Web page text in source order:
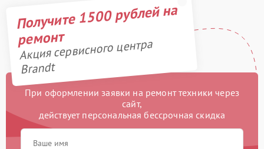
Получите 1500 рублей на
ремонт
Акция сервисного центра
Brandt
При оформлении заявки на ремонт техники через
сайт,
действует персональная бессрочная скидка